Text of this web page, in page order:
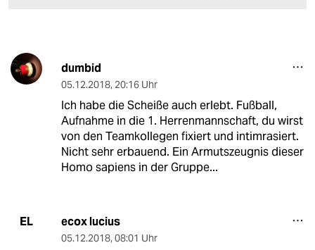
dumbid
05.12.2018, 20:16 Uhr
Ich habe die Scheiße auch erlebt. Fußball,
Aufnahme in die 1. Herrenmannschaft, du wirst
von den Teamkollegen fixiert und intimrasiert.
Nicht sehr erbauend. Ein Armutszeugnis dieser
Homo sapiens in der Gruppe...
EL ecox lucius
05.12.2018, 08:01 Uhr